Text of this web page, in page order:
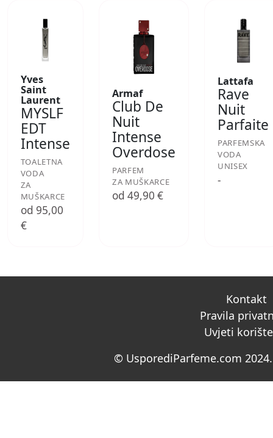
Yves
Saint
Laurent
MYSLF
EDT
Intense
TOALETNA
VODA
ZA
MUŠKARCE
od 95,00
€
Armaf
Club De
Nuit
Intense
Overdose
PARFEM
ZA MUŠKARCE
od 49,90 €
Lattafa
Rave
Nuit
Parfaite
PARFEMSKA
VODA
UNISEX
-
Kontakt
Pravila
Uvjeti
© UsporediParfeme.com